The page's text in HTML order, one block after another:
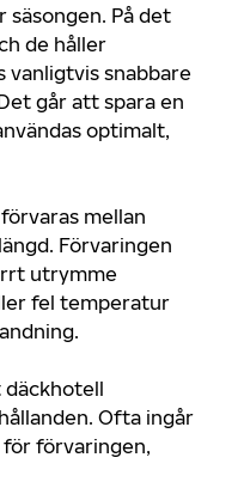
säsongen. På det
de håller
vanligtvis snabbare
går att spara en
optimalt,
mellan
Förvaringen
utrymme
fel temperatur
däckhotell
Ofta ingår
förvaringen,